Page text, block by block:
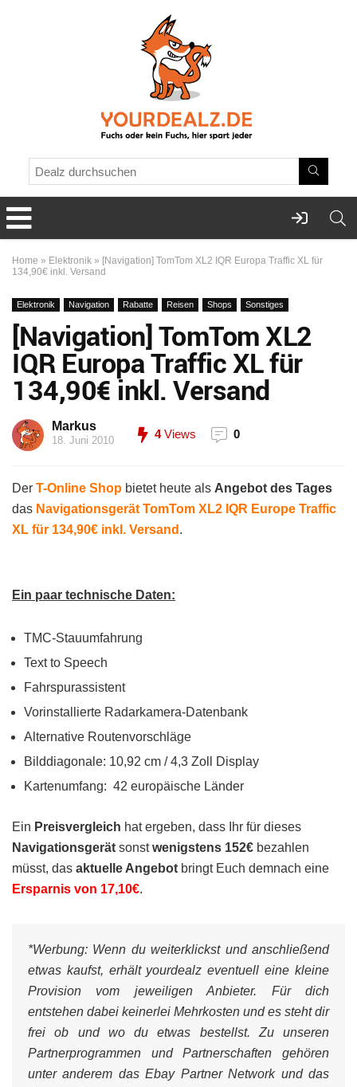
Home » Elektronik » [Navigation] TomTom XL2 IQR Europa Traffic XL für
134,90€ inkl. Versand
Elektronik Navigation Rabatte Reisen Shops Sonstiges
[Navigation] TomTom XL2
IQR Europa Traffic XL für
134,90€ inkl. Versand
Markus
18. Juni 2010 4Views 0
Der T-Online Shop bietet heute als Angebot des Tages
das Navigationsgerät TomTom XL2 IQR Europe Traffic
XL für 134,90€ inkl. Versand .
Ein paar technische Daten:
TMC-Stauumfahrung
Text to Speech
Fahrspurassistent
Vorinstallierte Radarkamera-Datenbank
Alternative Routenvorschläge
Bilddiagonale: 10,92 cm / 4,3 Zoll Display
Kartenumfang: 42 europäische Länder
Ein Preisvergleich hat ergeben, dass Ihr für dieses
Navigationsgerät sonstwenigstens 152€ bezahlen
müsst, das aktuelle Angebot bringt Euch demnach eine
Ersparnis von 17,10€.
*Werbung: Wenn du weiterklickst und anschließend
etwas kaufst, erhält yourdealz eventuell eine kleine
Provision vom jeweiligen Anbieter. Für dich
entstehen dabei keinerlei Mehrkosten und es steht dir
frei ob und wo du etwas bestellst. Zu unseren
Partnerprogrammen und Partnerschaften gehören
unter anderem das Ebay Partner Network und das